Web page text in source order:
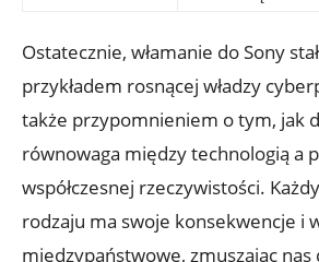
Ostatecznie, włamanie ​do Sony
przykładem ‍rosnącej władzy
także przypomnieniem‌ o tym, jak
równowaga między technologią ⁣a
współczesnej rzeczywistości.‌
rodzaju ma swoje konsekwencje⁢ i
międzypaństwowe, zmuszając